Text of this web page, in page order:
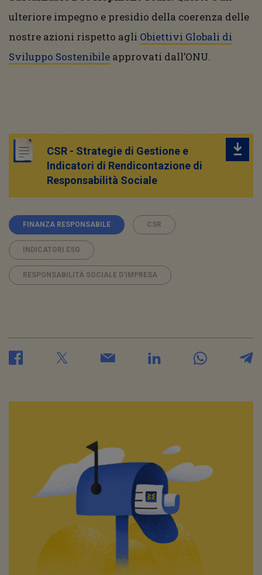
ulteriore impegno e presidio della coerenza delle
nostre azioni rispetto agli Obiettivi Globali di
Sviluppo Sostenibile approvati dall’ONU.
CSR - Strategie di Gestione e
Indicatori di Rendicontazione di
Responsabilità Sociale
FINANZA RESPONSABILE CSR
INDICATORI ESG
RESPONSABILITÀ SOCIALE D'IMPRESA